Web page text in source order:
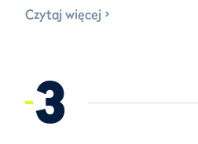
Czytaj więcej
3